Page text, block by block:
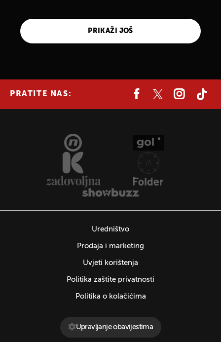
PRIKAŽI JOŠ
PRATITE NAS:
Uredništvo
Prodaja i marketing
Uvjeti korištenja
Politika zaštite privatnosti
Politika o kolačićima
Upravljanje obavijestima